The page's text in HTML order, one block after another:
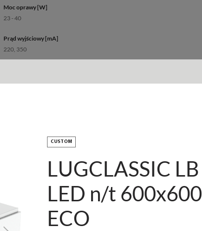
CUSTOM
LUGCLASSIC LB
LED n/t 600x600
ECO
Moc oprawy [W]
23 - 40
Prąd wyjściowy [mA]
220, 350
Maksymalna ilość opraw w obwodzie dla bezpiecznika 16A (B)
Wymiary